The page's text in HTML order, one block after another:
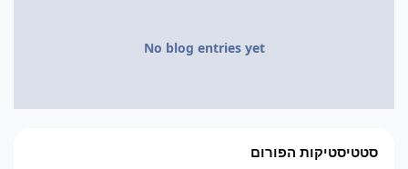
No blog entries yet
סטטיסטיקות הפורום